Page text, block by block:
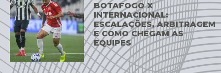
BOTAFOGO X
INTERNACIONAL:
ESCALAÇÕES, ARBITRAGEM
E COMO CHEGAM AS
EQUIPES